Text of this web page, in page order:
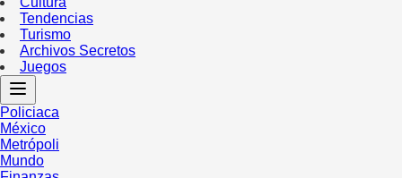
Tendencias
Turismo
Archivos Secretos
Juegos
Policiaca
México
Metrópoli
Mundo